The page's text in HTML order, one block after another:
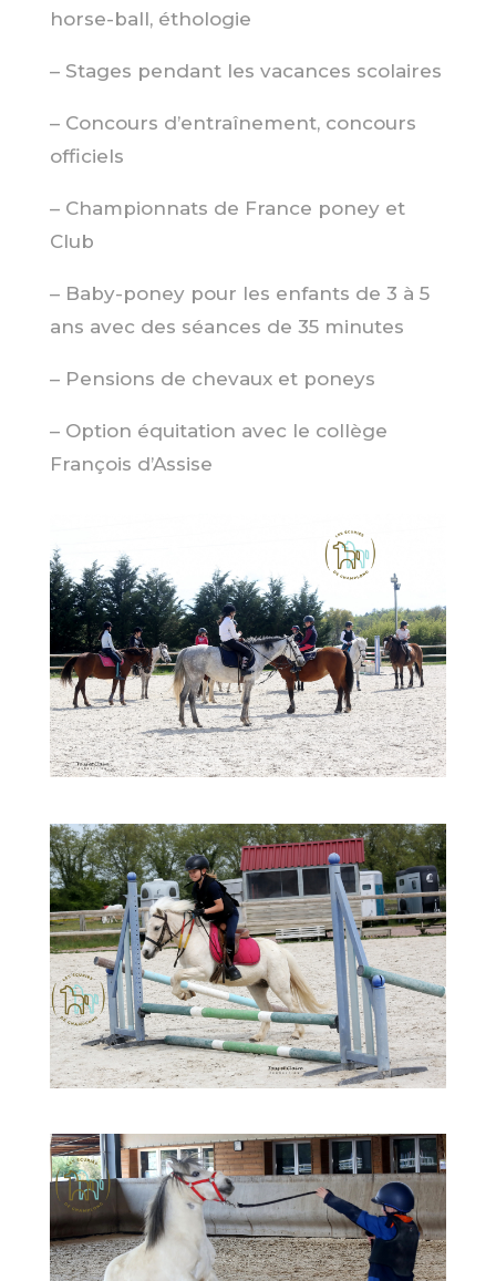
horse-ball, éthologie
– Stages pendant les vacances scolaires
– Concours d’entraînement, concours
officiels
– Championnats de France poney et
Club
– Baby-poney pour les enfants de 3 à 5
ans avec des séances de 35 minutes
– Pensions de chevaux et poneys
– Option équitation avec le collège
François d’Assise